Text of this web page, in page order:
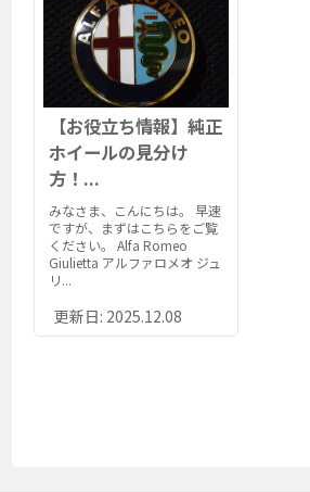
【お役立ち情報】純正
ホイールの見分け
方！...
みなさま、こんにちは。 早速
ですが、まずはこちらをご覧
ください。 Alfa Romeo
Giulietta アルファロメオ ジュ
リ...
更新日: 2025.12.08